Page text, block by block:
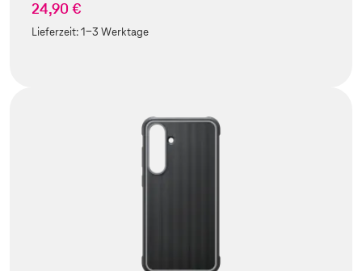
24,90 €
Lieferzeit:1-3 Werktage